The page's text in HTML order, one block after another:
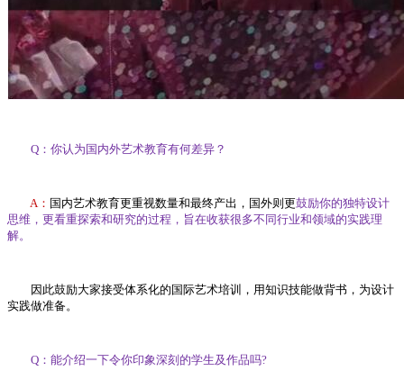
Q：你认为国内外艺术教育有何差异？
A： 国内艺术教育更重视数量和最终产出，国外则更鼓励你的独特设计
思维，更看重探索和研究的过程，旨在收获很多不同行业和领域的实践理
解。
因此鼓励大家接受体系化的国际艺术培训，用知识技能做背书，为设计
实践做准备。
Q：能介绍一下令你印象深刻的学生及作品吗?